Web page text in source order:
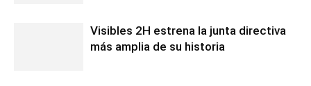
Visibles 2H estrena la junta directiva
más amplia de su historia